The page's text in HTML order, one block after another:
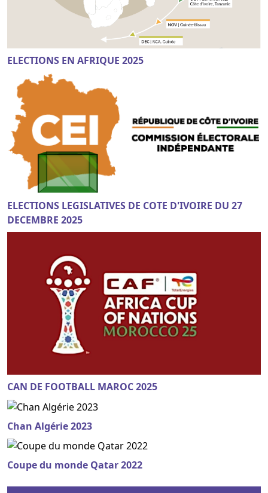
ELECTIONS EN AFRIQUE 2025
ELECTIONS LEGISLATIVES DE COTE D'IVOIRE DU 27
DECEMBRE 2025
CAN DE FOOTBALL MAROC 2025
Chan Algérie 2023
Coupe du monde Qatar 2022